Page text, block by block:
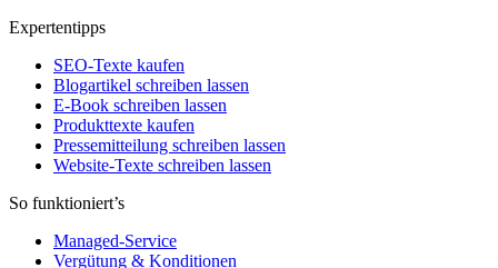
Expertentipps
SEO-Texte kaufen
Blogartikel schreiben lassen
E-Book schreiben lassen
Produkttexte kaufen
Pressemitteilung schreiben lassen
Website-Texte schreiben lassen
So funktioniert’s
Managed-Service
Vergütung & Konditionen